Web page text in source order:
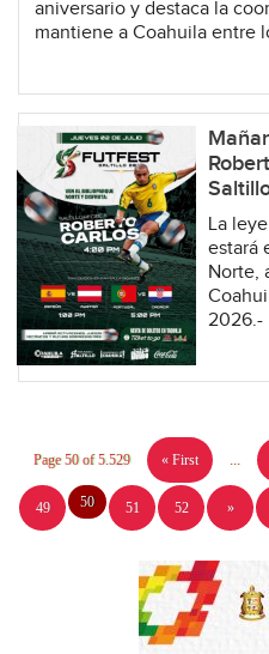
aniversario y destaca la
mantiene a Coahuila entre
La
estará
Norte,
2026.-
Page 50 of 5.529 « First
49 50 51 52 »